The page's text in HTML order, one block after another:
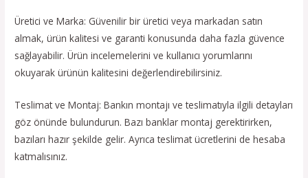
Üretici ve Marka: Güvenilir bir üretici veya markadan satın
almak, ürün kalitesi ve garanti konusunda daha fazla güvence
sağlayabilir. Ürün incelemelerini ve kullanıcı yorumlarını
okuyarak ürünün kalitesini değerlendirebilirsiniz.
Teslimat ve Montaj: Bankın montajı ve teslimatıyla ilgili detayları
göz önünde bulundurun. Bazı banklar montaj gerektirirken,
bazıları hazır şekilde gelir. Ayrıca teslimat ücretlerini de hesaba
katmalısınız.